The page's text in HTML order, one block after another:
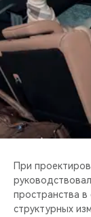
При
пространства
структурных